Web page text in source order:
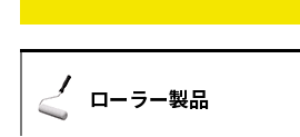
ローラー製品